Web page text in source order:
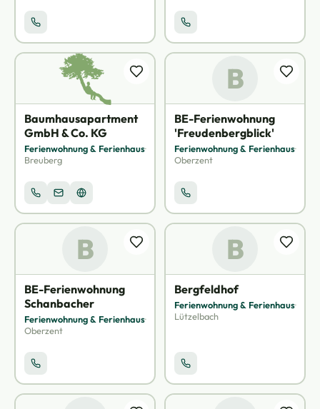
Baumhausapartment
GmbH & Co. KG
Ferienwohnung & Ferienhaus·
Breuberg
B
BE-Ferienwohnung
'Freudenbergblick'
Ferienwohnung & Ferienhaus·
Oberzent
B
BE-Ferienwohnung
Schanbacher
Ferienwohnung & Ferienhaus·
Oberzent
B
Bergfeldhof
Ferienwohnung & Ferienhaus·
Lützelbach